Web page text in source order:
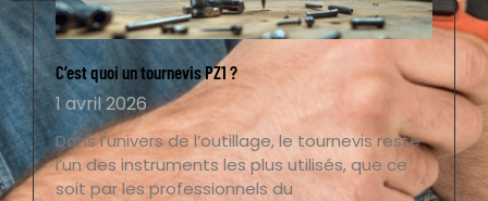
C’est quoi un tournevis PZ1 ?
1 avril 2026
Dans l’univers de l’outillage, le tournevis reste
l’un des instruments les plus utilisés, que ce
soit par les professionnels du